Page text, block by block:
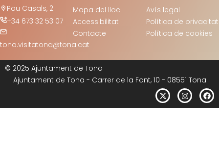
Pau Casals, 2
+34 673 32 53 07
tona.visitatona@tona.cat
Mapa del lloc
Accessibilitat
Contacte
Avís legal
Política de privacitat
Política de cookies
© 2025 Ajuntament de Tona
Ajuntament de Tona - Carrer de la Font, 10 - 08551 Tona